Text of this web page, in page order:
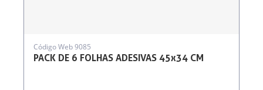
PACK DE 6 FOLHAS ADESIVAS 45x34 CM
Código Web 9085